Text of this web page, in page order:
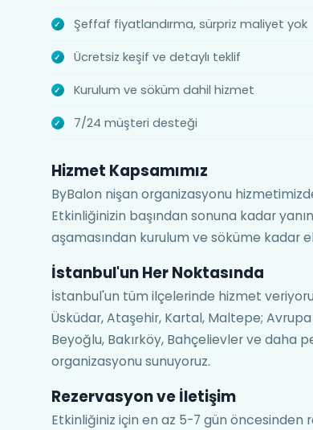
Şeffaf fiyatlandırma, sürpriz maliyet yok
Ücretsiz keşif ve detaylı teklif
Kurulum ve söküm dahil hizmet
7/24 müşteri desteği
Hizmet Kapsamımız
ByBalon nişan organizasyonu
Etkinliğinizin başından sonuna kadar
aşamasından kurulum ve söküme kadar
İstanbul'un Her Noktasında
İstanbul'un tüm ilçelerinde hizmet
Üsküdar, Ataşehir, Kartal, Maltepe; Avrupa
Beyoğlu, Bakırköy, Bahçelievler ve daha
organizasyonu sunuyoruz.
Rezervasyon ve İletişim
Etkinliğiniz için en az 5-7 gün öncesinden